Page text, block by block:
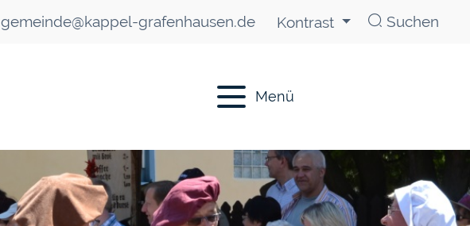
gemeinde@kappel-grafenhausen.de Kontrast Suchen
Menü